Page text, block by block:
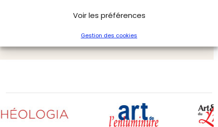
Voir les préférences
Gestion des cookies
L'Objet d'Art